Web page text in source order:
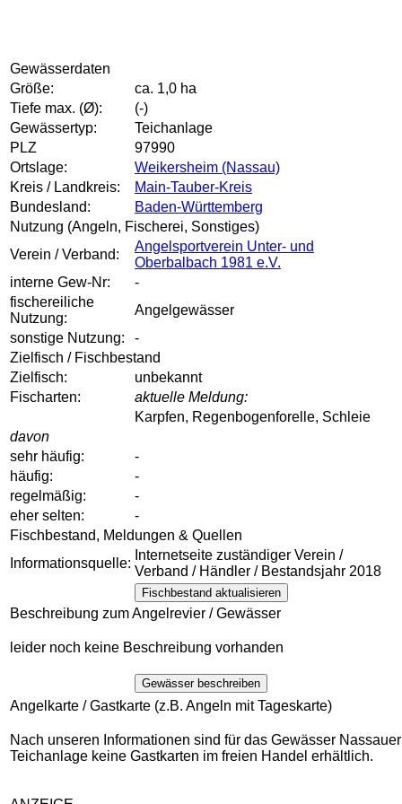
Gewässerdaten
Größe:
ca. 1,0 ha
Tiefe max. (Ø):
(-)
Gewässertyp:
Teichanlage
PLZ
97990
Ortslage:
Weikersheim (Nassau)
Kreis / Landkreis:
Main-Tauber-Kreis
Bundesland:
Baden-Württemberg
Nutzung (Angeln, Fischerei, Sonstiges)
Verein / Verband:
Angelsportverein Unter- und
Oberbalbach 1981 e.V.
interne Gew-Nr:
-
fischereiliche
Nutzung:
Angelgewässer
sonstige Nutzung:
-
Zielfisch / Fischbestand
Zielfisch:
unbekannt
Fischarten:
aktuelle Meldung:
Karpfen, Regenbogenforelle, Schleie
davon
sehr häufig:
-
häufig:
-
regelmäßig:
-
eher selten:
-
Fischbestand, Meldungen & Quellen
Informationsquelle:
Internetseite zuständiger Verein /
Verband / Händler / Bestandsjahr 2018
Fischbestand aktualisieren
Beschreibung zum Angelrevier / Gewässer
leider noch keine Beschreibung vorhanden
Gewässer beschreiben
Angelkarte / Gastkarte (z.B. Angeln mit Tageskarte)
Nach unseren Informationen sind für das Gewässer Nassauer
Teichanlage keine Gastkarten im freien Handel erhältlich.